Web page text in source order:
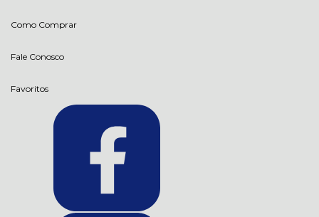
Como Comprar
Fale Conosco
Favoritos